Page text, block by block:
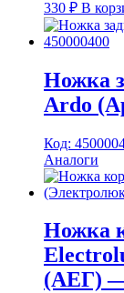
330 ₽ В
Ножка
Ardo
Код:
Аналоги
Ножка
(АЕГ) —